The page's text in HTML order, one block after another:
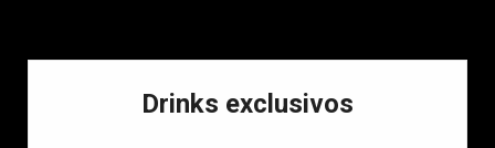
Drinks exclusivos